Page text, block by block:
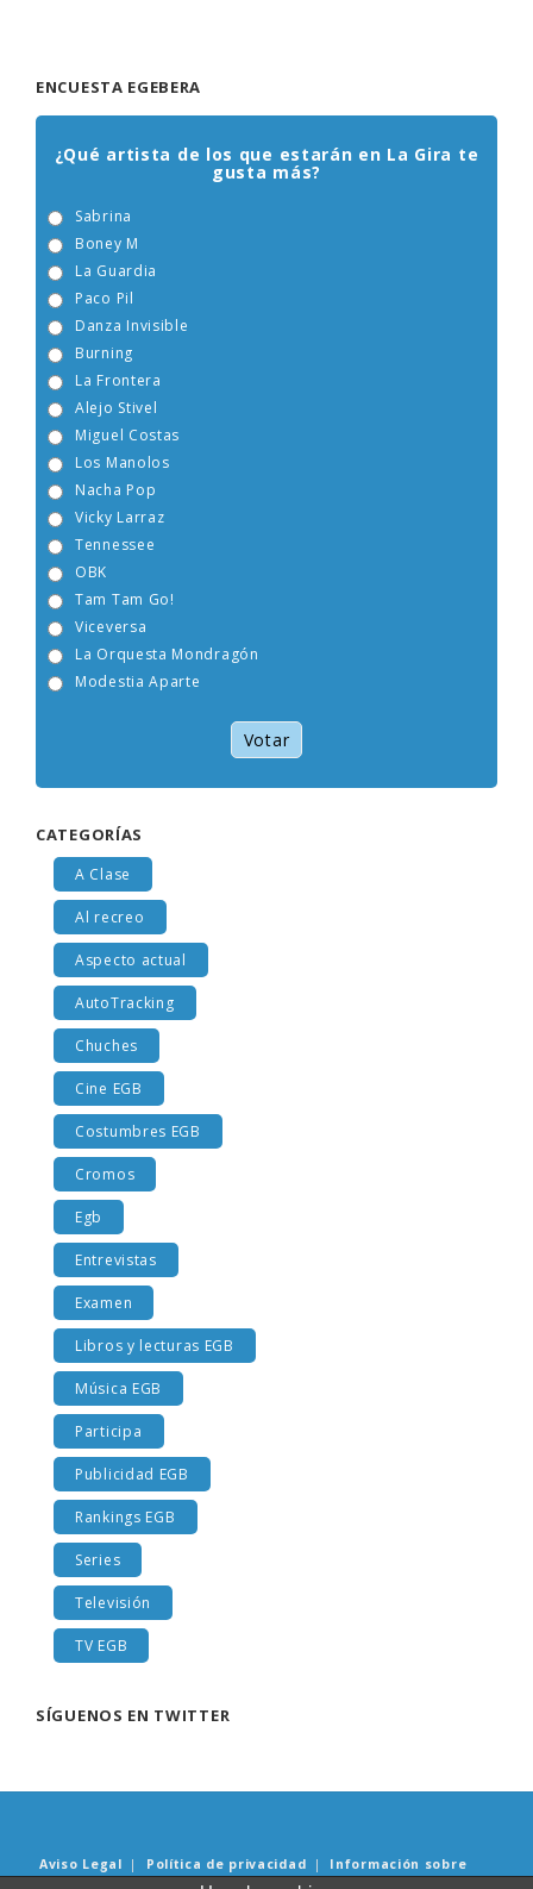
ENCUESTA EGEBERA
¿Qué artista de los que estarán en La Gira te
gusta más?
Boney M
Burning
Alejo Stivel
Miguel Costas
Nacha Pop
Vicky Larraz
La Orquesta Mondragón
Modestia Aparte
Votar
CATEGORÍAS
A Clase
Al recreo
Aspecto actual
AutoTracking
Chuches
Cine EGB
Costumbres EGB
Cromos
Egb
Entrevistas
Examen
Libros y lecturas EGB
Música EGB
Participa
Publicidad EGB
Rankings EGB
Series
Televisión
TV EGB
SÍGUENOS EN TWITTER
Aviso Legal | Política de privacidad | Información sobre